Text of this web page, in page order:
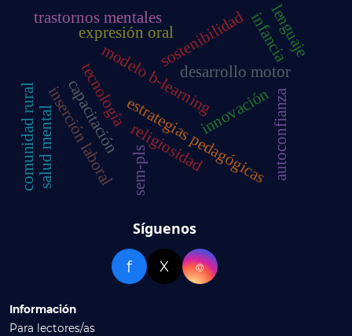
modelo b-learning
tecnología
capacitación innovación
expresión oral
autoconfianza
estrategias pedagógicas
inserción laboral
desarrollo motor
salud mental
trastornos mentales
comunidad rural
sostenibilidad
religiosidad
sem-pls
infancia
lenguaje
Síguenos
f X ⌾
Información
Para lectores/as